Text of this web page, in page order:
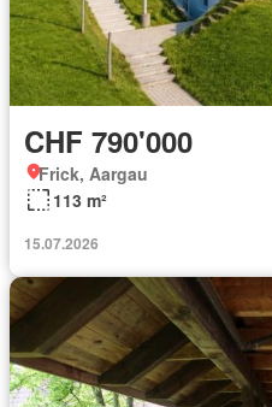
CHF 790'000
Frick, Aargau
113 m²
15.07.2026